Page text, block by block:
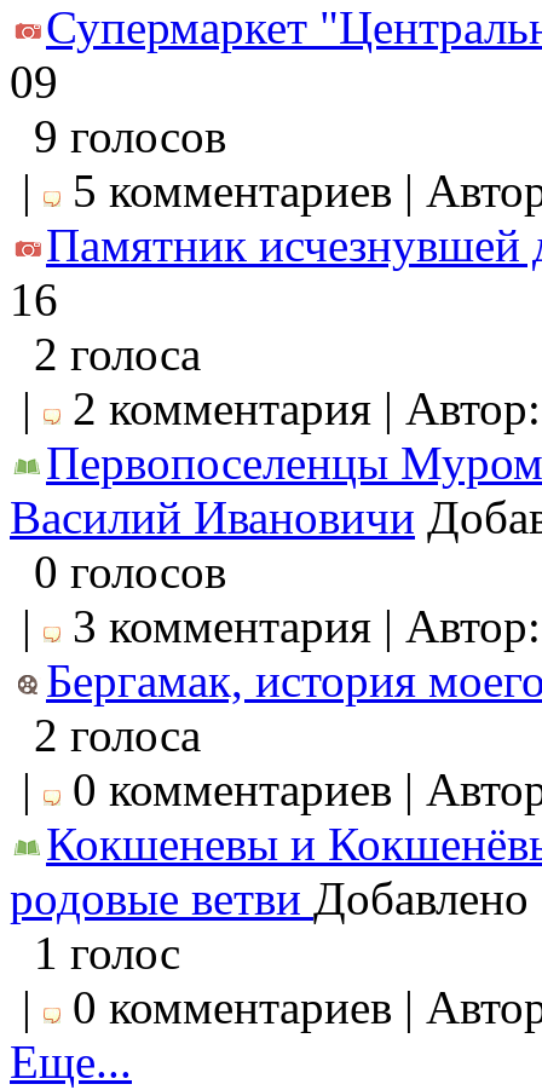
Супермаркет
09
9 голосов
|
5 комментариев |
Памятник исчезнувшей
16
2 голоса
|
2 комментария |
Первопоселенцы
Василий Ивановичи
0 голосов
|
3 комментария |
Бергамак, история
2 голоса
|
0 комментариев |
Кокшеневы и
родовые ветви
1 голос
|
0 комментариев |
Еще...